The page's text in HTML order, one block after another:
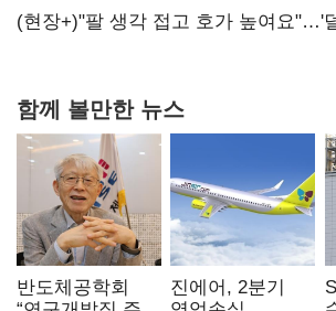
숙제
(현장+)"팔 생각 접고 호가 높여요"…'
함께 볼만한 뉴스
반도체공학회
진에어, 2분기